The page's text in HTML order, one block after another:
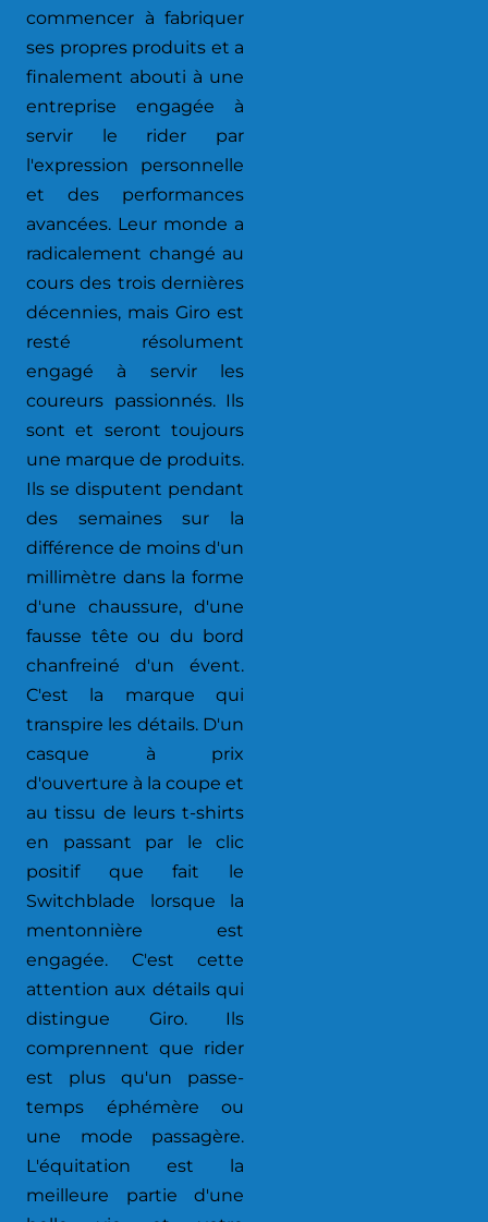
commencer à fabriquer
ses propres produits et a
finalement abouti à une
entreprise engagée à
servir le rider par
l'expression personnelle
et des performances
avancées. Leur monde a
radicalement changé au
cours des trois dernières
décennies, mais Giro est
resté résolument
engagé à servir les
coureurs passionnés. Ils
sont et seront toujours
une marque de produits.
Ils se disputent pendant
des semaines sur la
différence de moins d'un
millimètre dans la forme
d'une chaussure, d'une
fausse tête ou du bord
chanfreiné d'un évent.
C'est la marque qui
transpire les détails. D'un
casque à prix
d'ouverture à la coupe et
au tissu de leurs t-shirts
en passant par le clic
positif que fait le
Switchblade lorsque la
mentonnière est
engagée. C'est cette
attention aux détails qui
distingue Giro. Ils
comprennent que rider
est plus qu'un passe-
temps éphémère ou
une mode passagère.
L'équitation est la
meilleure partie d'une